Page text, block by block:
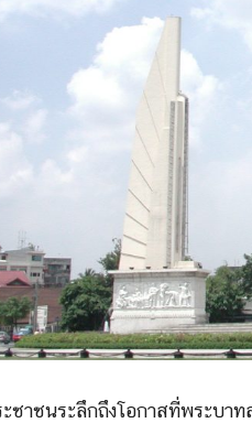
ชาชนระลึกถึงโอกาสที่พระบา